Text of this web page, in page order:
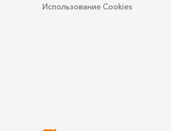
Использование Cookies